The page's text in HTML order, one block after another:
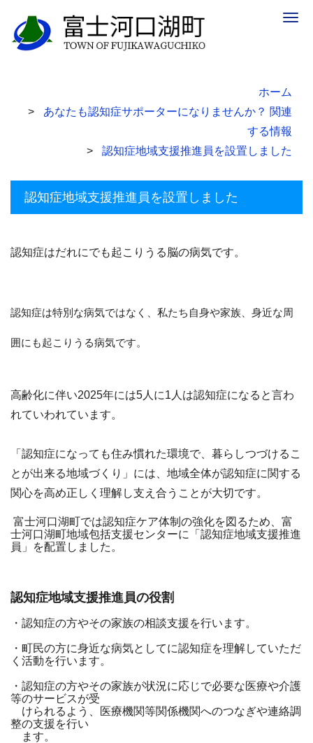
ホーム
あなたも認知症サポーターになりませんか？ 関連
する情報
認知症地域支援推進員を設置しました
認知症地域支援推進員を設置しました
認知症はだれにでも起こりうる脳の病気です。
認知症は特別な病気ではなく、私たち自身や家族、 身近な周
囲にも起こりうる病気です。
高齢化に伴い2025年には5人に1人は認知症になると言わ
れていわれています。
「認知症になっても住み慣れた環境で、暮らしつづけるこ
とが出来る地域づくり」には、地域全体が認知症に関する
関心を高め正しく理解し支え合うことが大切です。
富士河口湖町では認知症ケア体制の強化を図るため、富
士河口湖町地域包括支援センターに「認知症地域支援推進
員」
を配置しました。
認知症地域支援推進員の役割
・認知症の方やその家族の相談支援を行います。
・町民の方に身近な病気としてに認知症を理解していただ
く活動を行います。
・認知症の方やその家族が状況に応じで必要な医療や介護
等のサービスが受
けられるよう、医療機関等関係機関へのつなぎや連絡調
整の支援を行い
ます。